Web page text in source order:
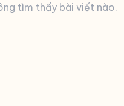
tìm thấy bài viết nào.